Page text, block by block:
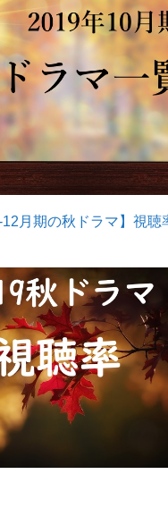
12月期の秋ドラマ】視